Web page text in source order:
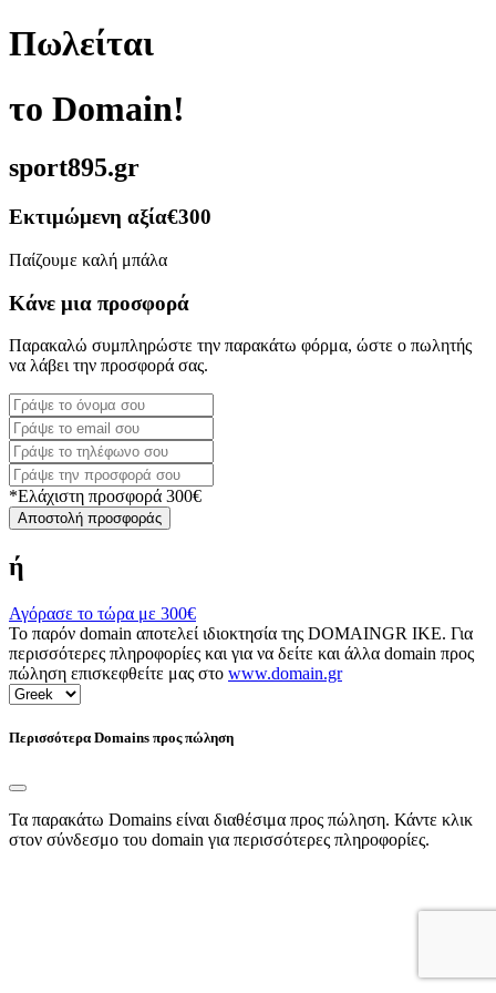
Πωλείται
το Domain!
sport895.gr
Εκτιμώμενη αξία€300
Παίζουμε καλή μπάλα
Κάνε μια προσφορά
Παρακαλώ συμπληρώστε την παρακάτω φόρμα, ώστε ο πωλητής
να λάβει την προσφορά σας.
*Ελάχιστη προσφορά 300€
Αποστολή προσφοράς
ή
Αγόρασε το τώρα με 300€
Το παρόν domain αποτελεί ιδιοκτησία της DOMAINGR ΙΚΕ. Για
περισσότερες πληροφορίες και για να δείτε και άλλα domain προς
πώληση επισκεφθείτε μας στο www.domain.gr
Περισσότερα Domains προς πώληση
Τα παρακάτω Domains είναι διαθέσιμα προς πώληση. Κάντε κλικ
στον σύνδεσμο του domain για περισσότερες πληροφορίες.